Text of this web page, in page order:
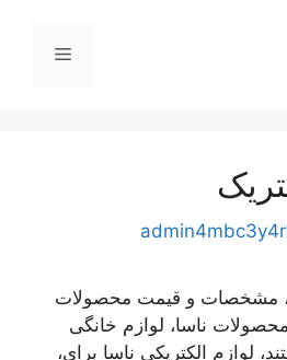
فهرست
مشخصات و قیمت محصولات
محصولات ناسا، لوازم خانگی
لوازم الکتریکی ناسا برای،